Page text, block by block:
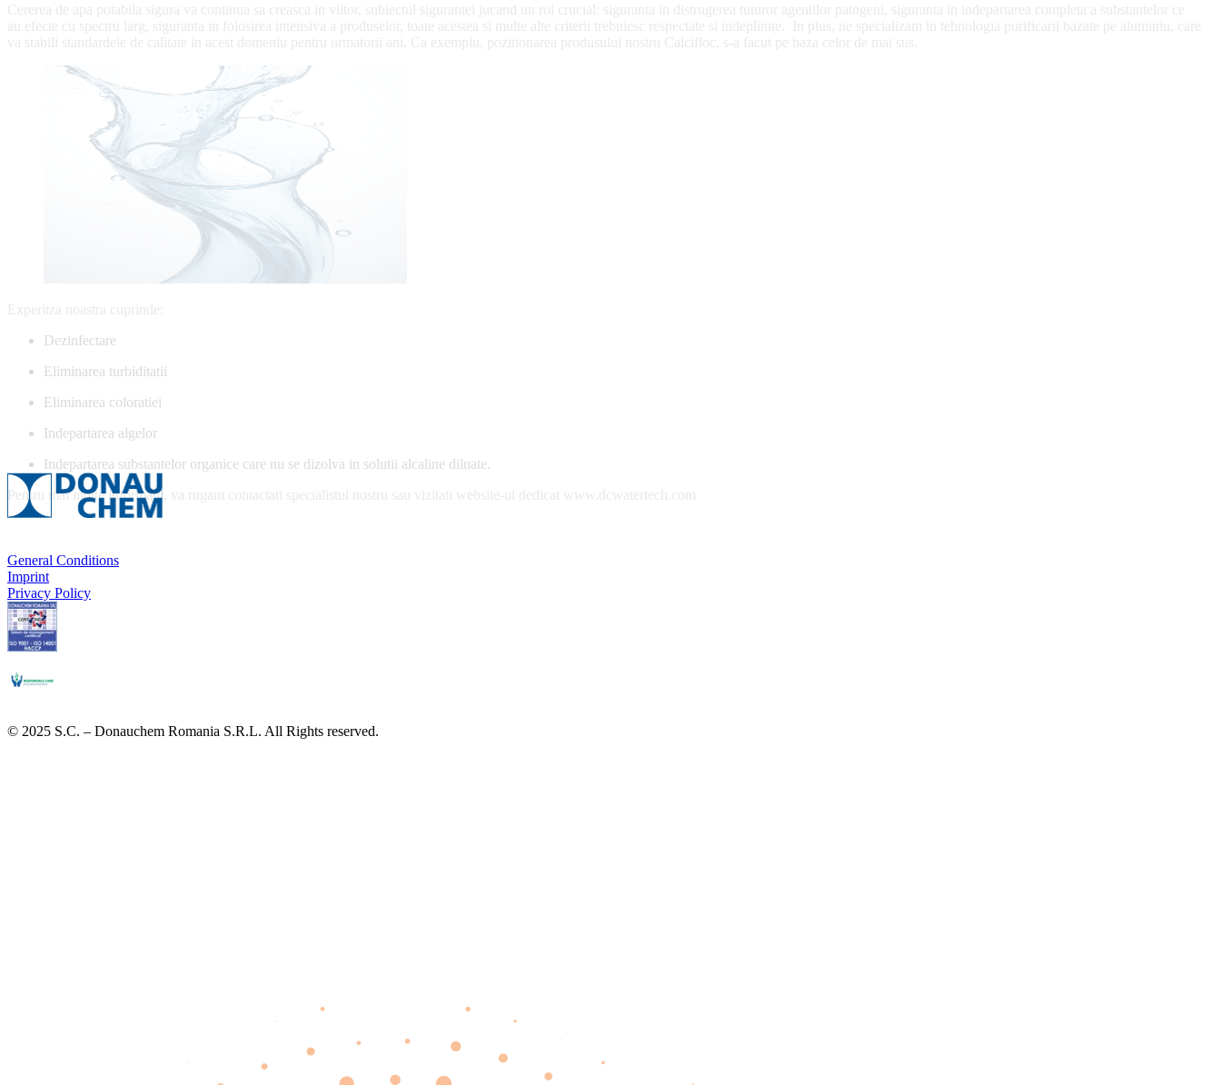
Cererea de apa potabila sigura va continua sa creasca in viitor, subiectul sigurantei jucand un rol crucial: siguranta in distrugerea tuturor agentilor patogeni, siguranta in indepartarea completa a substantelor ce
au efecte cu spectru larg, siguranta in folosirea intensiva a produselor, toate acestea si multe alte criterii trebuiesc respectate si indeplinite. In plus, ne specializam in tehnologia purificarii bazate pe aluminiu, care
va stabili standardele de calitate in acest domeniu pentru urmatorii ani. Ca exemplu, pozitionarea produsului nostru Calcifloc, s-a facut pe baza celor de mai sus.
Experitza noastra cuprinde:
Dezinfectare
Eliminarea turbiditatii
Eliminarea coloratiei
Indepartarea algelor
Indepartarea substantelor organice care nu se dizolva in solutii alcaline diluate.
Pentru mai multe informatii, va rugam contactati specialistul nostru sau vizitati website-ul dedicat www.dcwatertech.com
General Conditions
Imprint
Privacy Policy
© 2025 S.C. – Donauchem Romania S.R.L. All Rights reserved.